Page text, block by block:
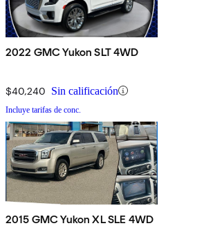
2022 GMC Yukon SLT 4WD
$40,240 Sin calificación
Incluye tarifas de conc.
2015 GMC Yukon XL SLE 4WD